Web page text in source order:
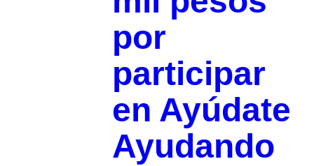
por
participar
en Ayúdate
Ayudando